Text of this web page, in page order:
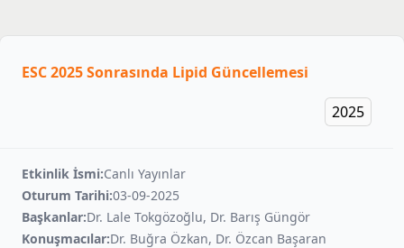
ESC 2025 Sonrasında Lipid Güncellemesi
2025
Etkinlik İsmi:Canlı Yayınlar
Oturum Tarihi:03-09-2025
Başkanlar:Dr. Lale Tokgözoğlu, Dr. Barış Güngör
Konuşmacılar:Dr. Buğra Özkan, Dr. Özcan Başaran